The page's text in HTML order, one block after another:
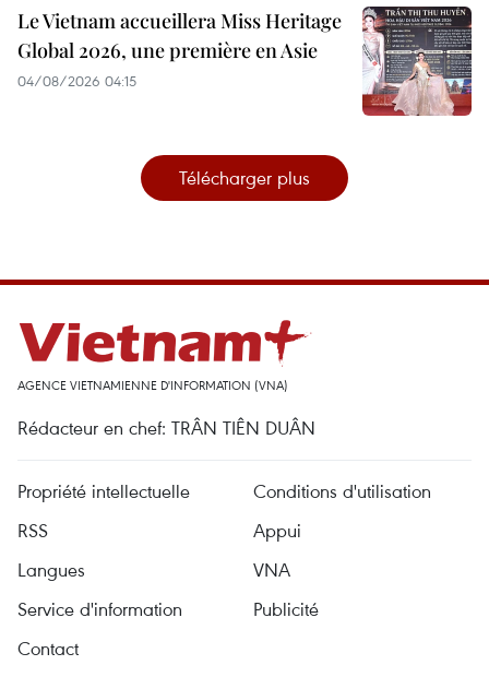
Le Vietnam accueillera Miss Heritage
Global 2026, une première en Asie
04/08/2026 04:15
Télécharger plus
AGENCE VIETNAMIENNE D'INFORMATION (VNA)
Rédacteur en chef: TRÂN TIÊN DUÂN
Propriété intellectuelle
Conditions d'utilisation
RSS
Appui
Langues
VNA
Service d'information
Publicité
Contact